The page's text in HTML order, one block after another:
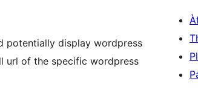
potentially display wordpress
url of the specific wordpress